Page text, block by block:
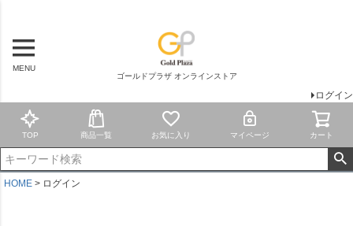
MENU
ゴールドプラザ オンラインストア
ログイン
TOP 商品一覧 お気に入り マイページ カート
HOME ログイン